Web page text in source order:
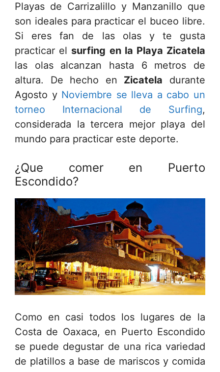
Playas de Carrizalillo y Manzanillo que
son ideales para practicar el buceo libre.
Si eres fan de las olas y te gusta
practicar el surfing en la Playa Zicatela
las olas alcanzan hasta 6 metros de
altura. De hecho en Zicatela durante
Agosto yNoviembre se lleva a cabo un
torneo Internacional de Surfing,
considerada la tercera mejor playa del
mundo para practicar este deporte.
¿Que comer en Puerto
Escondido?
Como en casi todos los lugares de la
Costa de Oaxaca, en Puerto Escondido
se puede degustar de una rica variedad
de platillos a base de mariscos y comida